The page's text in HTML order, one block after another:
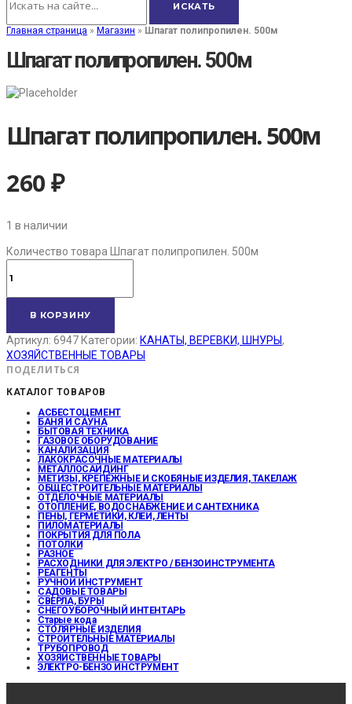
Главная страница » Магазин » Шпагат полипропилен. 500м
Шпагат полипропилен. 500м
Шпагат полипропилен. 500м
260₽
1 в наличии
Количество товара Шпагат полипропилен. 500м
В КОРЗИНУ
Артикул: 6947 Категории: КАНАТЫ, ВЕРЕВКИ, ШНУРЫ,
ХОЗЯЙСТВЕННЫЕ ТОВАРЫ
ПОДЕЛИТЬСЯ
КАТАЛОГ ТОВАРОВ
АСБЕСТОЦЕМЕНТ
БАНЯ И САУНА
БЫТОВАЯ ТЕХНИКА
ГАЗОВОЕ ОБОРУДОВАНИЕ
КАНАЛИЗАЦИЯ
ЛАКОКРАСОЧНЫЕ МАТЕРИАЛЫ
МЕТАЛЛОСАЙДИНГ
МЕТИЗЫ, КРЕПЕЖНЫЕ И СКОБЯНЫЕ ИЗДЕЛИЯ, ТАКЕЛАЖ
ОБЩЕСТРОИТЕЛЬНЫЕ МАТЕРИАЛЫ
ОТДЕЛОЧНЫЕ МАТЕРИАЛЫ
ОТОПЛЕНИЕ, ВОДОСНАБЖЕНИЕ И САНТЕХНИКА
ПЕНЫ, ГЕРМЕТИКИ, КЛЕИ, ЛЕНТЫ
ПИЛОМАТЕРИАЛЫ
ПОКРЫТИЯ ДЛЯ ПОЛА
ПОТОЛКИ
РАЗНОЕ
РАСХОДНИКИ ДЛЯ ЭЛЕКТРО / БЕНЗОИНСТРУМЕНТА
РЕАГЕНТЫ
РУЧНОЙ ИНСТРУМЕНТ
САДОВЫЕ ТОВАРЫ
СВЕРЛА, БУРЫ
СНЕГОУБОРОЧНЫЙ ИНТЕНТАРЬ
Старые кода
СТОЛЯРНЫЕ ИЗДЕЛИЯ
СТРОИТЕЛЬНЫЕ МАТЕРИАЛЫ
ТРУБОПРОВОД
ХОЗЯЙСТВЕННЫЕ ТОВАРЫ
ЭЛЕКТРО-БЕНЗО ИНСТРУМЕНТ